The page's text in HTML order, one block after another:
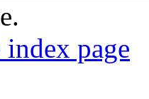
page